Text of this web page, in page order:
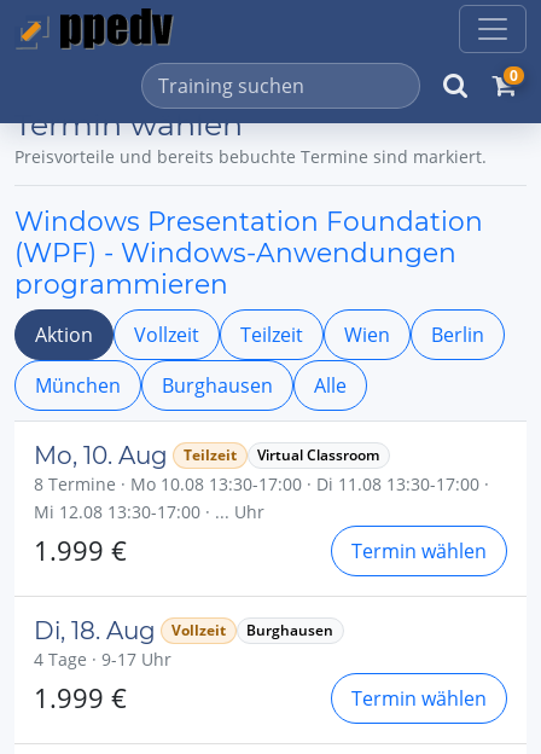
0
Termin wählen
Preisvorteile und bereits bebuchte Termine sind markiert.
Windows Presentation Foundation
(WPF) - Windows-Anwendungen
programmieren
Aktion Vollzeit Teilzeit Wien
Berlin
München
Burghausen Alle
Mo, 10. Aug Teilzeit Virtual Classroom
8 Termine · Mo 10.08 13:30-17:00 · Di 11.08 13:30-17:00 ·
Mi 12.08 13:30-17:00 · ... Uhr
1.999 € Termin wählen
Di, 18. Aug Vollzeit Burghausen
4 Tage · 9-17 Uhr
1.999 € Termin wählen